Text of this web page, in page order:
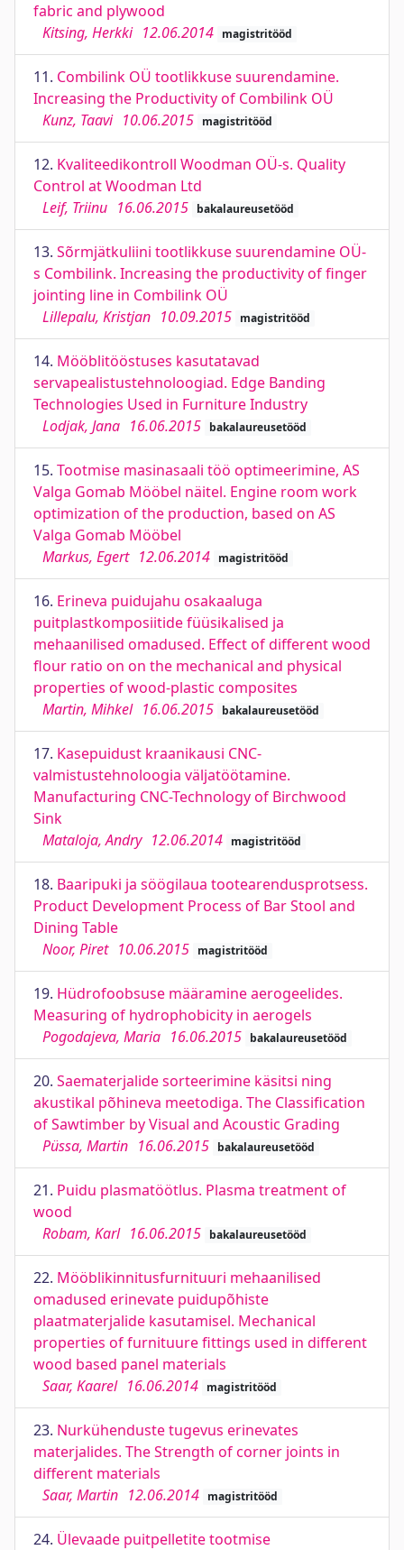
fabric and plywood
Kitsing, Herkki 12.06.2014 magistritööd
11. Combilink OÜ tootlikkuse suurendamine.
Increasing the Productivity of Combilink OÜ
Kunz, Taavi 10.06.2015 magistritööd
12. Kvaliteedikontroll Woodman OÜ-s. Quality
Control at Woodman Ltd
Leif, Triinu 16.06.2015 bakalaureusetööd
13. Sõrmjätkuliini tootlikkuse suurendamine OÜ-
s Combilink. Increasing the productivity of finger
jointing line in Combilink OÜ
Lillepalu, Kristjan 10.09.2015 magistritööd
14. Mööblitööstuses kasutatavad
servapealistustehnoloogiad. Edge Banding
Technologies Used in Furniture Industry
Lodjak, Jana 16.06.2015 bakalaureusetööd
15. Tootmise masinasaali töö optimeerimine, AS
Valga Gomab Mööbel näitel. Engine room work
optimization of the production, based on AS
Valga Gomab Mööbel
Markus, Egert 12.06.2014 magistritööd
16. Erineva puidujahu osakaaluga
puitplastkomposiitide füüsikalised ja
mehaanilised omadused. Effect of different wood
flour ratio on on the mechanical and physical
properties of wood-plastic composites
Martin, Mihkel 16.06.2015 bakalaureusetööd
17. Kasepuidust kraanikausi CNC-
valmistustehnoloogia väljatöötamine.
Manufacturing CNC-Technology of Birchwood
Sink
Mataloja, Andry 12.06.2014 magistritööd
18. Baaripuki ja söögilaua tootearendusprotsess.
Product Development Process of Bar Stool and
Dining Table
Noor, Piret 10.06.2015 magistritööd
19. Hüdrofoobsuse määramine aerogeelides.
Measuring of hydrophobicity in aerogels
Pogodajeva, Maria 16.06.2015 bakalaureusetööd
20. Saematerjalide sorteerimine käsitsi ning
akustikal põhineva meetodiga. The Classification
of Sawtimber by Visual and Acoustic Grading
Püssa, Martin 16.06.2015 bakalaureusetööd
21. Puidu plasmatöötlus. Plasma treatment of
wood
Robam, Karl 16.06.2015 bakalaureusetööd
22. Mööblikinnitusfurnituuri mehaanilised
omadused erinevate puidupõhiste
plaatmaterjalide kasutamisel. Mechanical
properties of furnituure fittings used in different
wood based panel materials
Saar, Kaarel 16.06.2014 magistritööd
23. Nurkühenduste tugevus erinevates
materjalides. The Strength of corner joints in
different materials
Saar, Martin 12.06.2014 magistritööd
24. Ülevaade puitpelletite tootmise